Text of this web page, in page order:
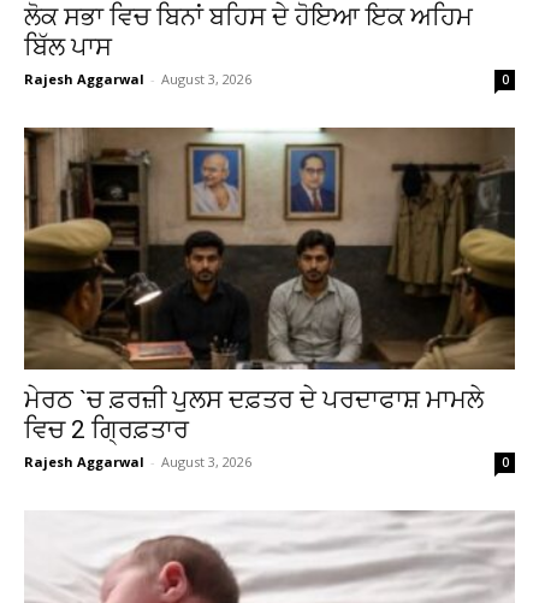
ਲੋਕ ਸਭਾ ਵਿਚ ਬਿਨਾਂ ਬਹਿਸ ਦੇ ਹੋਇਆ ਇਕ ਅਹਿਮ
ਬਿੱਲ ਪਾਸ
Rajesh Aggarwal - August 3, 2026 0
ਮੇਰਠ `ਚ ਫ਼ਰਜ਼ੀ ਪੁਲਸ ਦਫ਼ਤਰ ਦੇ ਪਰਦਾਫਾਸ਼ ਮਾਮਲੇ
ਵਿਚ 2 ਗ੍ਰਿਫ਼ਤਾਰ
Rajesh Aggarwal - August 3, 2026 0